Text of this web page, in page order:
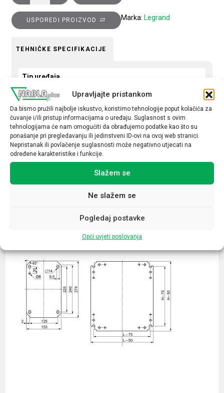
Upravljajte pristankom
Da bismo pružili najbolje iskustvo, koristimo tehnologije poput kolačića za
čuvanje i/ili pristup informacijama o uređaju. Suglasnost s ovim
tehnologijama će nam omogućiti da obrađujemo podatke kao što su
ponašanje pri pregledavanju ili jedinstveni ID-ovi na ovoj web stranici.
Nepristanak ili povlačenje suglasnosti može negativno utjecati na
određene karakteristike i funkcije.
Slažem se
Ne slažem se
Pogledaj postavke
Opći uvjeti poslovanja
USPOREDI PROIZVOD Marka: Legrand
TEHNIČKE SPECIFIKACIJE
Tip uređaja
Tipkalo
Tip
obična
Povezani proizvodi